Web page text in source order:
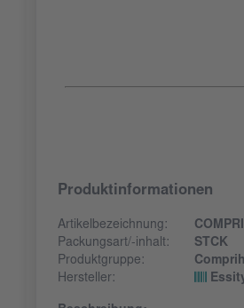
Produktinformationen
Artikelbezeichnung:
Packungsart/-inhalt:
STCK
Produktgruppe:
Hersteller: